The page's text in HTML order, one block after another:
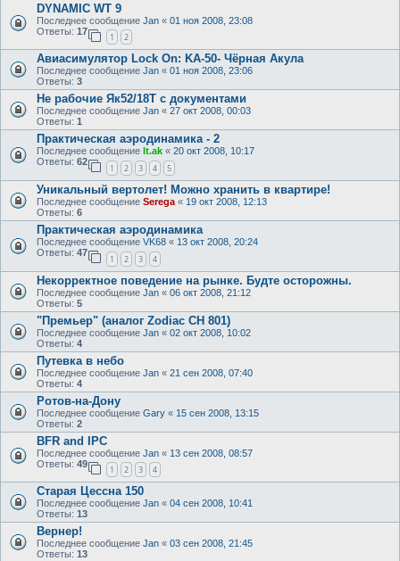
DYNAMIC WT 9
Последнее сообщение Jan « 01 ноя 2008, 23:08
Ответы: 17
1 2
Авиасимулятор Lock On: KA-50- Чёрная Акула
Последнее сообщение Jan « 01 ноя 2008, 23:06
Ответы: 3
Не рабочие Як52/18Т с документами
Последнее сообщение Jan « 27 окт 2008, 00:03
Ответы: 1
Практическая аэродинамика - 2
Последнее сообщение lt.ak « 20 окт 2008, 10:17
Ответы: 62
1 2 3 4 5
Уникальный вертолет! Можно хранить в квартире!
Последнее сообщение Serega « 19 окт 2008, 12:13
Ответы: 6
Практическая аэродинамика
Последнее сообщение VK68 « 13 окт 2008, 20:24
Ответы: 47
1 2 3 4
Некорректное поведение на рынке. Будте осторожны.
Последнее сообщение Jan « 06 окт 2008, 21:12
Ответы: 5
"Премьер" (аналог Zodiac CH 801)
Последнее сообщение Jan « 02 окт 2008, 10:02
Ответы: 4
Путевка в небо
Последнее сообщение Jan « 21 сен 2008, 07:40
Ответы: 4
Ротов-на-Дону
Последнее сообщение Gary « 15 сен 2008, 13:15
Ответы: 2
BFR and IPC
Последнее сообщение Jan « 13 сен 2008, 08:57
Ответы: 49
1 2 3 4
Старая Цессна 150
Последнее сообщение Jan « 04 сен 2008, 10:41
Ответы: 13
Вернер!
Последнее сообщение Jan « 03 сен 2008, 21:45
Ответы: 13